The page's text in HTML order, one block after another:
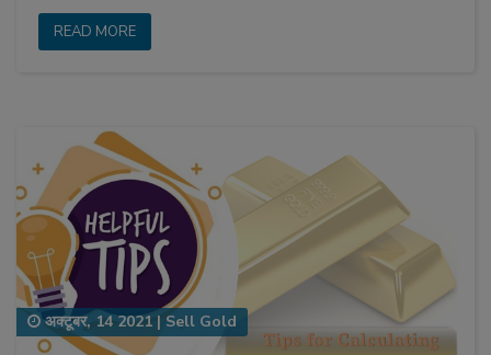
READ MORE
अक्टूबर, 14 2021 | Sell Gold